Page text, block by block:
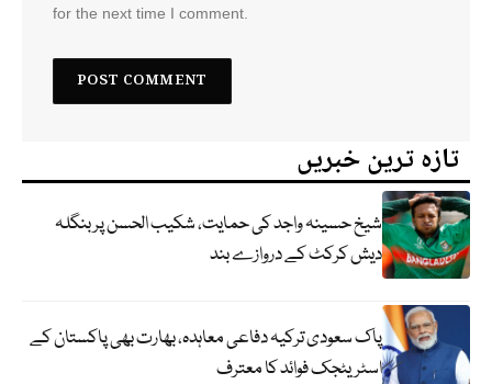
for the next time I comment.
تازہ ترین خبریں
شیخ حسینہ واجد کی حمایت، شکیب الحسن پر بنگلہ
دیش کرکٹ کے دروازے بند
پاک سعودی ترکیہ دفاعی معاہدہ، بھارت بھی پاکستان کے
اسٹریٹجک فوائد کا معترف